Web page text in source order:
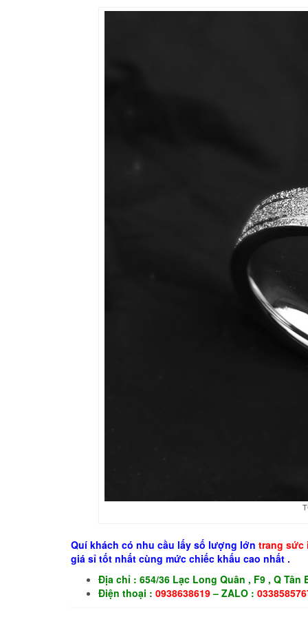
Quí khách có nhu cầu lấy số lượng lớn trang sức
giá sỉ tốt nhất cùng mức chiếc khấu cao nhất .
Địa chỉ : 654/36 Lạc Long Quân , F9 , Q Tân
Điện thoại : 0938638619– ZALO :